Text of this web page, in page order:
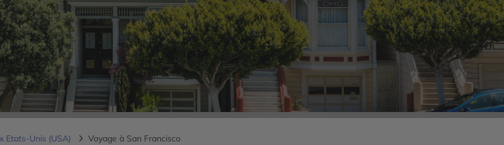
Etats-Unis (USA) Voyage à San Francisco